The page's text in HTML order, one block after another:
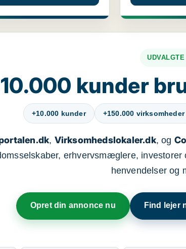
kunder
+10.000 kunder +150.000
, Virksomhedslokaler.dk, og
erhvervsmæglere,
henvendelser og
Opret din annonce nu Find lejer